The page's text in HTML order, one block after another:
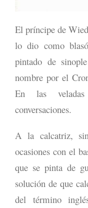
El príncipe de
lo dio como
pintado de
nombre por el
En las veladas
conversaciones.
A la calcatriz,
ocasiones con el
que se pinta de
solución de que
del término